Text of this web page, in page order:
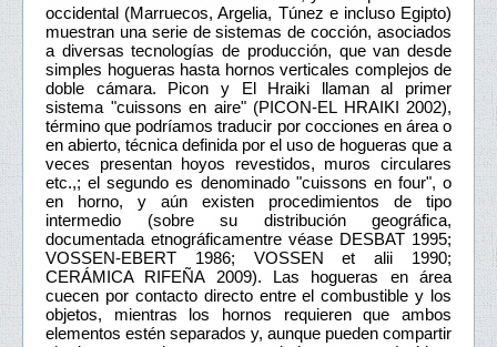
occidental (Marruecos, Argelia, Túnez e incluso Egipto)
muestran una serie de sistemas de cocción, asociados
a diversas tecnologías de producción, que van desde
simples hogueras hasta hornos verticales complejos de
doble cámara. Picon y El Hraiki llaman al primer
sistema "cuissons en aire" (PICON-EL HRAIKI 2002),
término que podríamos traducir por cocciones en área o
en abierto, técnica definida por el uso de hogueras que a
veces presentan hoyos revestidos, muros circulares
etc.,; el segundo es denominado "cuissons en four", o
en horno, y aún existen procedimientos de tipo
intermedio (sobre su distribución geográfica,
documentada etnográficamentre véase DESBAT 1995;
VOSSEN-EBERT 1986; VOSSEN et alii 1990;
CERÁMICA RIFEÑA 2009). Las hogueras en área
cuecen por contacto directo entre el combustible y los
objetos, mientras los hornos requieren que ambos
elementos estén separados y, aunque pueden compartir